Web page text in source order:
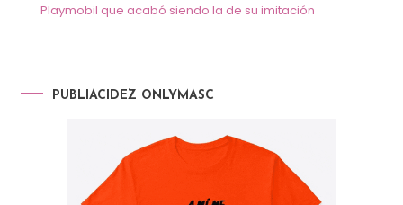
Playmobil que acabó siendo la de su imitación
PUBLIACIDEZ ONLYMASC